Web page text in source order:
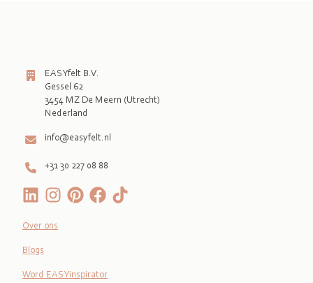
EASYfelt B.V.
Gessel 62
3454 MZ De Meern (Utrecht)
Nederland
info@easyfelt.nl
+31 30 227 08 88
Over ons
Blogs
Word EASYinspirator